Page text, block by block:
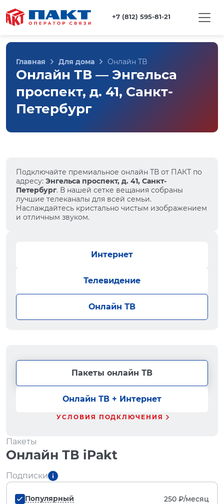
+7 (812) 595-81-21
Главная Для дома Онлайн ТВ
Онлайн ТВ — Энгельса
проспект, д. 41, Санкт-
Петербург
Подключайте премиальное онлайн ТВ от ПАКТ по
адресу: Энгельса проспект, д. 41, Санкт-
Петербург. В нашей сетке вещания собраны
лучшие телеканалы для всей семьи.
Наслаждайтесь кристально чистым изображением
и отличным звуком.
Интернет
Телевидение
Онлайн ТВ
Пакеты онлайн ТВ
Онлайн ТВ + Интернет
УСЛОВИЯ ПОДКЛЮЧЕНИЯ
Пакеты
Онлайн ТВ iPakt
Подписки
Популярный 250 ₽/месяц